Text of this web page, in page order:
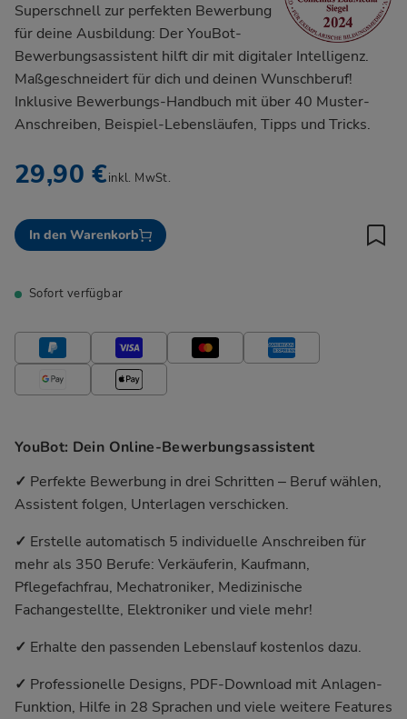
Superschnell zur perfekten Bewerbung
für deine Ausbildung: Der YouBot-
Bewerbungsassistent hilft dir mit digitaler Intelligenz.
Maßgeschneidert für dich und deinen Wunschberuf!
Inklusive Bewerbungs-Handbuch mit über 40 Muster-
Anschreiben, Beispiel-Lebensläufen, Tipps und Tricks.
29,90 €inkl. MwSt.
In den Warenkorb
Sofort verfügbar
YouBot: Dein Online-Bewerbungsassistent
✓ Perfekte Bewerbung in drei Schritten ‒ Beruf wählen,
Assistent folgen, Unterlagen verschicken.
✓ Erstelle automatisch 5 individuelle Anschreiben für
mehr als 350 Berufe: Verkäuferin, Kaufmann,
Pflegefachfrau, Mechatroniker, Medizinische
Fachangestellte, Elektroniker und viele mehr!
✓ Erhalte den passenden Lebenslauf kostenlos dazu.
✓ Professionelle Designs, PDF-Download mit Anlagen-
Funktion, Hilfe in 28 Sprachen und viele weitere Features